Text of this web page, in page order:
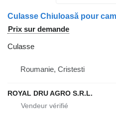
Prix sur demande
Culasse
Roumanie, Cristesti
ROYAL DRU AGRO S.R.L.